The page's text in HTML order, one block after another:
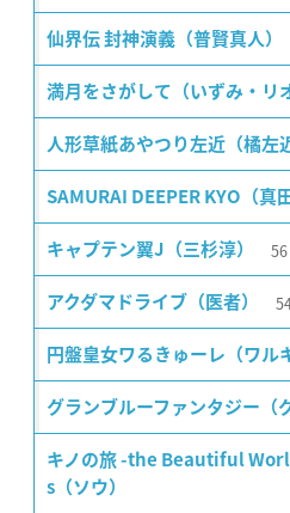
仙界伝 封神演義（普賢真人）
満月をさがして（いずみ・リ
人形草紙あやつり左近（橘左
SAMURAI DEEPER KYO（真
キャプテン翼J（三杉淳） 56
アクダマドライブ（医者）
円盤皇女ワるきゅーレ（ワル
グランブルーファンタジー（
キノの旅 -the Beautiful
s（ソウ）